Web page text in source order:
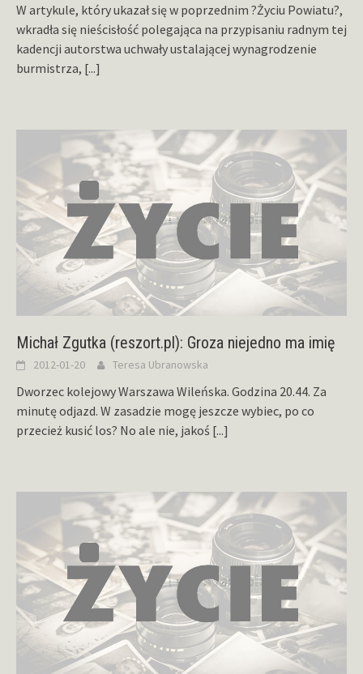
W artykule, który ukazał się w poprzednim ?Życiu Powiatu?,
wkradła się nieścisłość polegająca na przypisaniu radnym tej
kadencji autorstwa uchwały ustalającej wynagrodzenie
burmistrza, [...]
Michał Zgutka (reszort.pl): Groza niejedno ma imię
2012-01-20 Teresa Ubranowska
Dworzec kolejowy Warszawa Wileńska. Godzina 20.44. Za
minutę odjazd. W zasadzie mogę jeszcze wybiec, po co
przecież kusić los? No ale nie, jakoś [...]